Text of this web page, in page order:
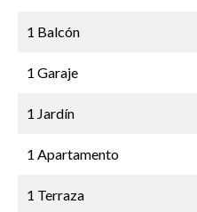
1 Balcón
1 Garaje
1 Jardín
1 Apartamento
1 Terraza